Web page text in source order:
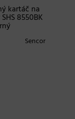
kartáč na
8550BK
Sencor